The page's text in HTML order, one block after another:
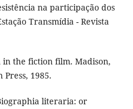
na participação dos
Transmídia - Revista
in the fiction film. Madison,
1985.
literaria: or